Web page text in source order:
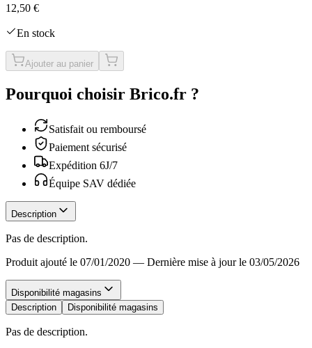
12,50 €
En stock
Ajouter au panier
Pourquoi choisir Brico.fr ?
Satisfait ou remboursé
Paiement sécurisé
Expédition 6J/7
Équipe SAV dédiée
Description
Pas de description.
Produit ajouté le 07/01/2020 — Dernière mise à jour le 03/05/2026
Disponibilité magasins
Description
Disponibilité magasins
Pas de description.